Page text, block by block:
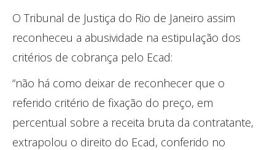
O Tribunal de Justiça do Rio de Janeiro assim
reconheceu a abusividade na estipulação dos
critérios de cobrança pelo Ecad:
“não há como deixar de reconhecer que o
referido critério de fixação do preço, em
percentual sobre a receita bruta da contratante,
extrapolou o direito do Ecad, conferido no